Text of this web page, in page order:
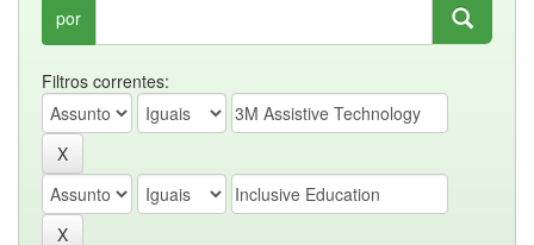
por
Filtros correntes: